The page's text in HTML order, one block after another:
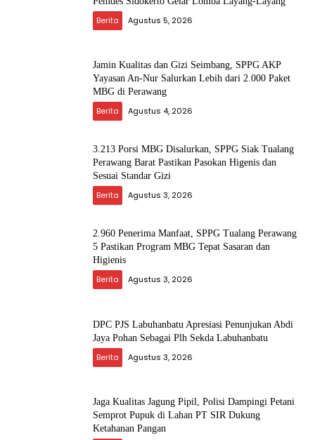
Berita Agustus 5, 2026
Jamin Kualitas dan Gizi Seimbang, SPPG AKP
Yayasan An-Nur Salurkan Lebih dari 2.000 Paket
MBG di Perawang
Berita Agustus 4, 2026
3.213 Porsi MBG Disalurkan, SPPG Siak Tualang
Perawang Barat Pastikan Pasokan Higenis dan
Sesuai Standar Gizi
Berita Agustus 3, 2026
2.960 Penerima Manfaat, SPPG Tualang Perawang
5 Pastikan Program MBG Tepat Sasaran dan
Higienis
Berita Agustus 3, 2026
DPC PJS Labuhanbatu Apresiasi Penunjukan Abdi
Jaya Pohan Sebagai Plh Sekda Labuhanbatu
Berita Agustus 3, 2026
Jaga Kualitas Jagung Pipil, Polisi Dampingi Petani
Semprot Pupuk di Lahan PT SIR Dukung
Ketahanan Pangan